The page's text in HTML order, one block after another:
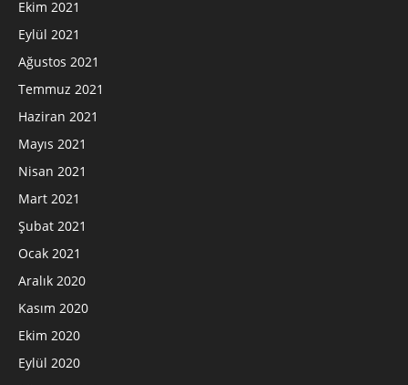
Ekim 2021
Eylül 2021
Ağustos 2021
Temmuz 2021
Haziran 2021
Mayıs 2021
Nisan 2021
Mart 2021
Şubat 2021
Ocak 2021
Aralık 2020
Kasım 2020
Ekim 2020
Eylül 2020